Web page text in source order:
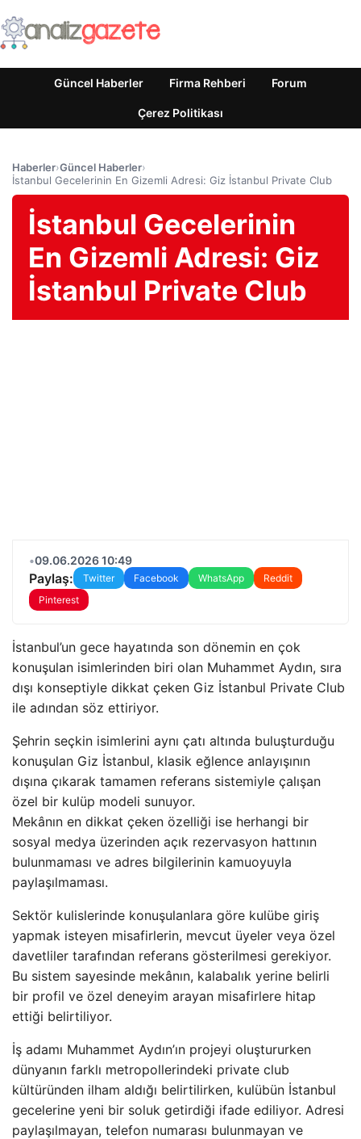
Güncel Haberler Firma Rehberi Forum
Çerez Politikası
Haberler›Güncel Haberler›
İstanbul Gecelerinin En Gizemli Adresi: Giz İstanbul Private Club
İstanbul Gecelerinin
En Gizemli Adresi: Giz
İstanbul Private Club
•09.06.2026 10:49
Paylaş: Twitter Facebook WhatsApp
Reddit
Pinterest
İstanbul’un gece hayatında son dönemin en çok
konuşulan isimlerinden biri olan Muhammet Aydın, sıra
dışı konseptiyle dikkat çeken Giz İstanbul Private Club
ile adından söz ettiriyor.
Şehrin seçkin isimlerini aynı çatı altında buluşturduğu
konuşulan Giz İstanbul, klasik eğlence anlayışının
dışına çıkarak tamamen referans sistemiyle çalışan
özel bir kulüp modeli sunuyor.
Mekânın en dikkat çeken özelliği ise herhangi bir
sosyal medya üzerinden açık rezervasyon hattının
bulunmaması ve adres bilgilerinin kamuoyuyla
paylaşılmaması.
Sektör kulislerinde konuşulanlara göre kulübe giriş
yapmak isteyen misafirlerin, mevcut üyeler veya özel
davetliler tarafından referans gösterilmesi gerekiyor.
Bu sistem sayesinde mekânın, kalabalık yerine belirli
bir profil ve özel deneyim arayan misafirlere hitap
ettiği belirtiliyor.
İş adamı Muhammet Aydın’ın projeyi oluştururken
dünyanın farklı metropollerindeki private club
kültüründen ilham aldığı belirtilirken, kulübün İstanbul
gecelerine yeni bir soluk getirdiği ifade ediliyor. Adresi
paylaşılmayan, telefon numarası bulunmayan ve